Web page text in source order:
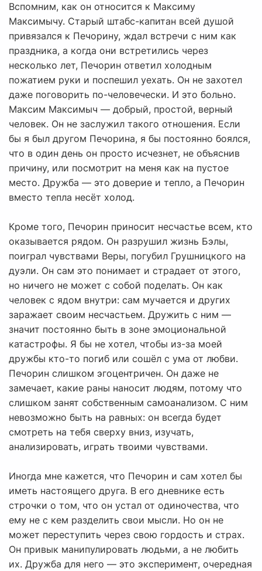
Вспомним, как он относится к Максиму
Максимычу. Старый штабс-капитан всей душой
привязался к Печорину, ждал встречи с ним как
праздника, а когда они встретились через
несколько лет, Печорин ответил холодным
пожатием руки и поспешил уехать. Он не захотел
даже поговорить по-человечески. И это больно.
Максим Максимыч — добрый, простой, верный
человек. Он не заслужил такого отношения. Если
бы я был другом Печорина, я бы постоянно боялся,
что в один день он просто исчезнет, не объяснив
причину, или посмотрит на меня как на пустое
место. Дружба — это доверие и тепло, а Печорин
вместо тепла несёт холод.
Кроме того, Печорин приносит несчастье всем, кто
оказывается рядом. Он разрушил жизнь Бэлы,
поиграл чувствами Веры, погубил Грушницкого на
дуэли. Он сам это понимает и страдает от этого,
но ничего не может с собой поделать. Он как
человек с ядом внутри: сам мучается и других
заражает своим несчастьем. Дружить с ним —
значит постоянно быть в зоне эмоциональной
катастрофы. Я бы не хотел, чтобы из-за моей
дружбы кто-то погиб или сошёл с ума от любви.
Печорин слишком эгоцентричен. Он даже не
замечает, какие раны наносит людям, потому что
слишком занят собственным самоанализом. С ним
невозможно быть на равных: он всегда будет
смотреть на тебя сверху вниз, изучать,
анализировать, играть твоими чувствами.
Иногда мне кажется, что Печорин и сам хотел бы
иметь настоящего друга. В его дневнике есть
строчки о том, что он устал от одиночества, что
ему не с кем разделить свои мысли. Но он не
может переступить через свою гордость и страх.
Он привык манипулировать людьми, а не любить
их. Дружба для него — это эксперимент, очередная